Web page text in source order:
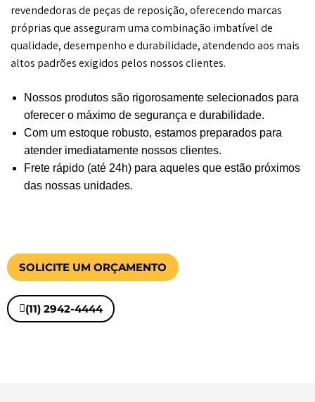
revendedoras de peças de reposição, oferecendo marcas
próprias que asseguram uma combinação imbatível de
qualidade, desempenho e durabilidade, atendendo aos mais
altos padrões exigidos pelos nossos clientes.
Nossos produtos são rigorosamente selecionados para
oferecer o máximo de segurança e durabilidade.
Com um estoque robusto, estamos preparados para
atender imediatamente nossos clientes.
Frete rápido (até 24h) para aqueles que estão próximos
das nossas unidades.
SOLICITE UM ORÇAMENTO
(11) 2942-4444